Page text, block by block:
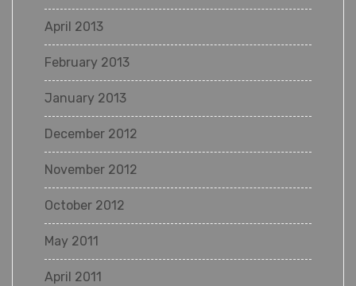
April 2013
February 2013
January 2013
December 2012
November 2012
October 2012
May 2011
April 2011